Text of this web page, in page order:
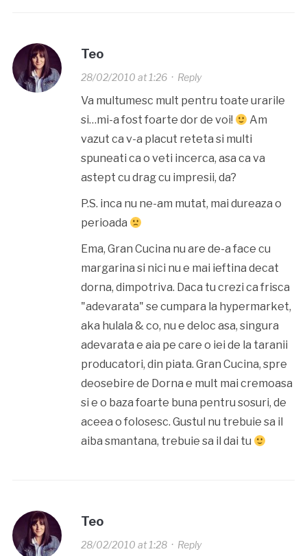
Teo
28/02/2010 at 1:26· Reply
Va multumesc mult pentru toate urarile
si…mi-a fost foarte dor de voi!
Am
vazut ca v-a placut reteta si multi
spuneati ca o veti incerca, asa ca va
astept cu drag cu impresii, da?
P.S. inca nu ne-am mutat, mai dureaza o
perioada
Ema, Gran Cucina nu are de-a face cu
margarina si nici nu e mai ieftina decat
dorna, dimpotriva. Daca tu crezi ca frisca
"adevarata" se cumpara la hypermarket,
aka hulala & co, nu e deloc asa, singura
adevarata e aia pe care o iei de la taranii
producatori, din piata. Gran Cucina, spre
deosebire de Dorna e mult mai cremoasa
si e o baza foarte buna pentru sosuri, de
aceea o folosesc. Gustul nu trebuie sa il
aiba smantana, trebuie sa il dai tu
Teo
28/02/2010 at 1:28· Reply